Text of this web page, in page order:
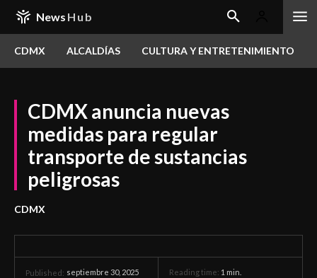
News Hub
CDMX ALCALDÍAS CULTURA Y ENTRETENIMIENTO
CDMX anuncia nuevas
medidas para regular
transporte de sustancias
peligrosas
CDMX
Published: septiembre 30, 2025 Reading time: 1 min.